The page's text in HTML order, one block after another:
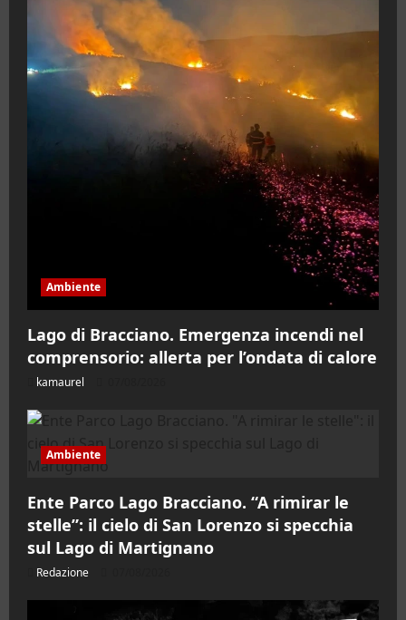
Ambiente
Lago di Bracciano. Emergenza incendi nel
comprensorio: allerta per l’ondata di calore
kamaurel
Ambiente
Ente Parco Lago Bracciano. “A rimirar le
stelle”: il cielo di San Lorenzo si specchia
sul Lago di Martignano
Redazione